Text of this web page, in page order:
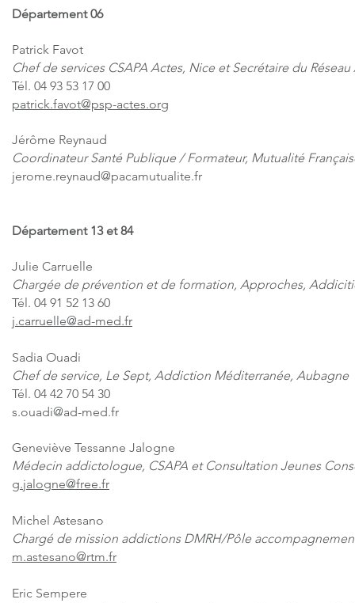
Département 06
Patrick Favot
Chef de services CSAPA Actes, Nice et Secrétaire du
Tél. 04 93 53 17 00
patrick.favot@psp-actes.org
Jérôme Reynaud
Coordinateur Santé Publique / Formateur, Mutualité
jerome.reynaud@pacamutualite.fr
Département 13 et 84
Julie Carruelle
Chargée de prévention et de formation, Approches,
Tél. 04 91 52 13 60
j.carruelle@ad-med.fr
Sadia Ouadi
Chef de service, Le Sept, Addiction Méditerranée, Aubagne
Tél. 04 42 70 54 30
s.ouadi@ad-med.fr
Geneviève Tessanne Jalogne
Médecin addictologue, CSAPA et Consultation Jeunes
g.jalogne@free.fr
Michel Astesano
Chargé de mission addictions DMRH/Pôle
m.astesano@rtm.fr
Eric Sempere